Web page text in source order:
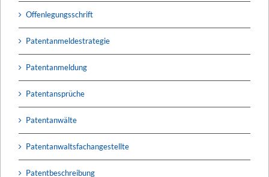
Offenlegungsschrift
Patentanmeldestrategie
Patentanmeldung
Patentansprüche
Patentanwälte
Patentanwaltsfachangestellte
Patentbeschreibung